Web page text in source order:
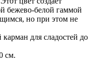
бежево-белой гаммой
но при этом не
для сладостей до
см.